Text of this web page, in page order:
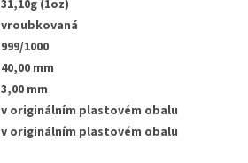
31,10g (1oz)
vroubkovaná
999/1000
40,00 mm
3,00 mm
v originálním plastovém obalu
v originálním plastovém obalu